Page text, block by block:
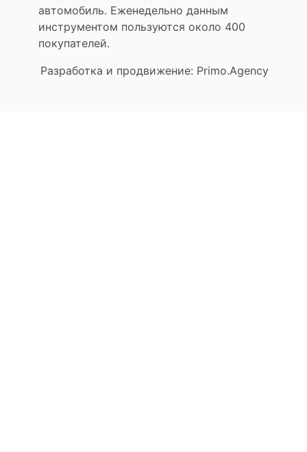
автомобиль. Еженедельно данным
инструментом пользуются около 400
покупателей.
Разработка и продвижение: Primo.Agency